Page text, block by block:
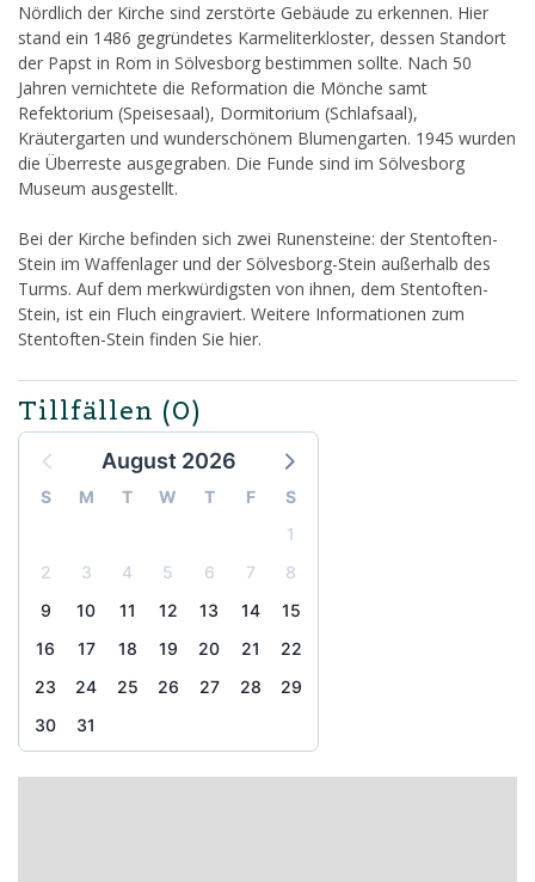
Nördlich der Kirche sind zerstörte Gebäude zu erkennen. Hier
stand ein 1486 gegründetes Karmeliterkloster, dessen Standort
der Papst in Rom in Sölvesborg bestimmen sollte. Nach 50
Jahren vernichtete die Reformation die Mönche samt
Refektorium (Speisesaal), Dormitorium (Schlafsaal),
Kräutergarten und wunderschönem Blumengarten. 1945 wurden
die Überreste ausgegraben. Die Funde sind im Sölvesborg
Museum ausgestellt.
Bei der Kirche befinden sich zwei Runensteine: der Stentoften-
Stein im Waffenlager und der Sölvesborg-Stein außerhalb des
Turms. Auf dem merkwürdigsten von ihnen, dem Stentoften-
Stein, ist ein Fluch eingraviert. Weitere Informationen zum
Stentoften-Stein finden Sie hier.
Tillfällen (0)
August 2026
S M T W T F
S
1
2
3 4 5 6 7
8
9
10 11 12 13 14
15
16
17 18 19 20 21
22
23
24 25 26 27 28
29
30
31